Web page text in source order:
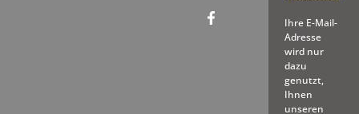
Ihre E-Mail-
Adresse
wird nur
dazu
genutzt,
Ihnen
unseren